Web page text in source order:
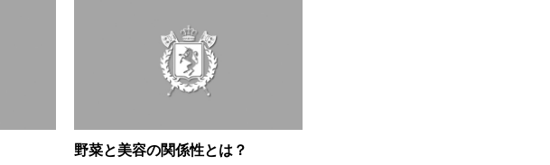
野菜と美容の関係性とは？